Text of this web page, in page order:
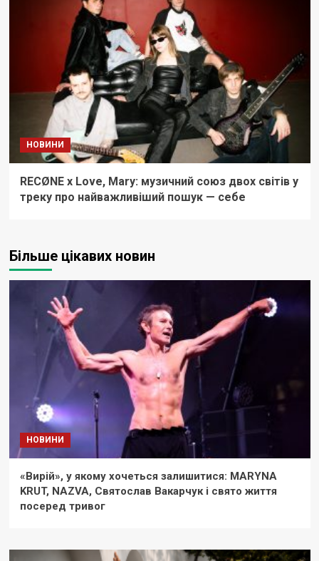
НОВИНИ
RECØNE x Love, Mary: музичний союз двох світів у
треку про найважливіший пошук — себе
Більше цікавих новин
НОВИНИ
«Вирій», у якому хочеться залишитися: MARYNA
KRUT, NAZVA, Святослав Вакарчук і свято життя
посеред тривог